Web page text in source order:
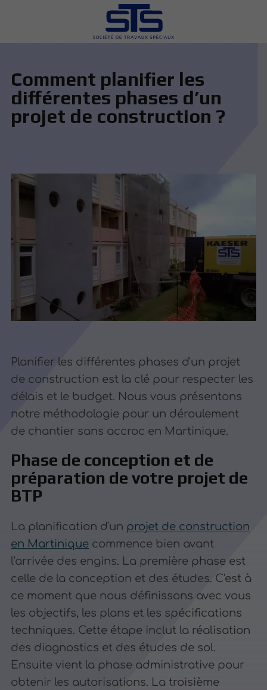
Comment planifier les
différentes phases d’un
projet de construction ?
Planifier les différentes phases d'un projet
de construction est la clé pour respecter les
délais et le budget. Nous vous présentons
notre méthodologie pour un déroulement
de chantier sans accroc en Martinique.
Phase de conception et de
préparation de votre projet de
BTP
La planification d'un projet de construction
en Martinique commence bien avant
l'arrivée des engins. La première phase est
celle de la conception et des études. C'est à
ce moment que nous définissons avec vous
les objectifs, les plans et les spécifications
techniques. Cette étape inclut la réalisation
des diagnostics et des études de sol.
Ensuite vient la phase administrative pour
obtenir les autorisations. La troisième